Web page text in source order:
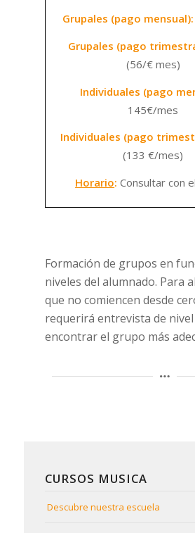
Grupales (pago mensual):
Grupales (pago
(56/€ mes)
Individuales (pago
145€/mes
Individuales (pago
(133 €/mes)
Horario:Consultar con
Formación de grupos en
niveles del alumnado. Para
que no comiencen desde
requerirá entrevista de
encontrar el grupo más
CURSOS MUSICA
Descubre nuestra escuela